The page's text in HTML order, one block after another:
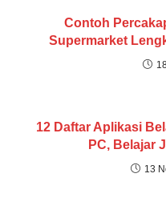
Contoh
Supermarket
12 Daftar Aplikasi
PC, Belajar
13